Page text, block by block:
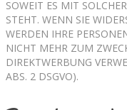
SOWEIT ES MIT
STEHT. WENN SIE
WERDEN IHRE
NICHT MEHR ZUM
DIREKTWERBUNG
ABS. 2 DSGVO).